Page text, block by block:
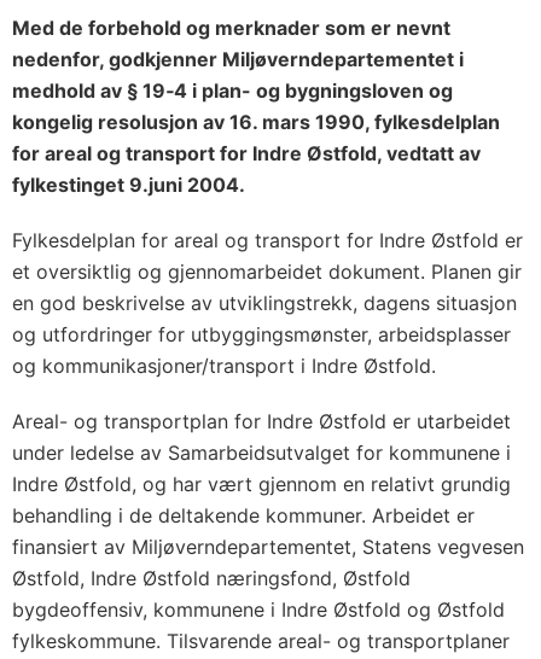
Med de forbehold og merknader som er nevnt
nedenfor, godkjenner Miljøverndepartementet i
medhold av § 19‑4 i plan- og bygningsloven og
kongelig resolusjon av 16. mars 1990, fylkesdelplan
for areal og transport for Indre Østfold, vedtatt av
fylkestinget 9.juni 2004.
Fylkesdelplan for areal og transport for Indre Østfold er
et oversiktlig og gjennomarbeidet dokument. Planen gir
en god beskrivelse av utviklingstrekk, dagens situasjon
og utfordringer for utbyggingsmønster, arbeidsplasser
og kommunikasjoner/transport i Indre Østfold.
Areal- og transportplan for Indre Østfold er utarbeidet
under ledelse av Samarbeidsutvalget for kommunene i
Indre Østfold, og har vært gjennom en relativt grundig
behandling i de deltakende kommuner. Arbeidet er
finansiert av Miljøverndepartementet, Statens vegvesen
Østfold, Indre Østfold næringsfond, Østfold
bygdeoffensiv, kommunene i Indre Østfold og Østfold
fylkeskommune. Tilsvarende areal- og transportplaner